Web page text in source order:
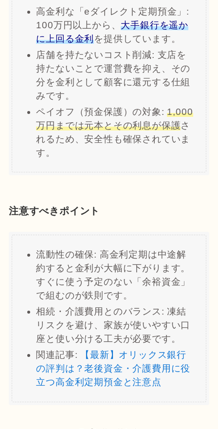
高金利な「eダイレクト定期預金」:
100万円以上から、大手銀行を遥か
に上回る金利を提供しています。
店舗を持たないコスト削減: 支店を
持たないことで運営費を抑え、その
分を金利として顧客に還元する仕組
みです。
ペイオフ（預金保護）の対象:1,000
万円までは元本とその利息が保護さ
れるため、安全性も確保されていま
す。
注意すべきポイント
流動性の確保: 高金利定期は中途解
約すると金利が大幅に下がります。
すぐに使う予定のない「余裕資金」
で組むのが鉄則です。
相続・介護費用とのバランス: 凍結
リスクを避け、家族が使いやすい口
座と使い分ける工夫が必要です。
関連記事:
【最新】オリックス銀行
の評判は？老後資金・介護費用に役
立つ高金利定期預金と注意点